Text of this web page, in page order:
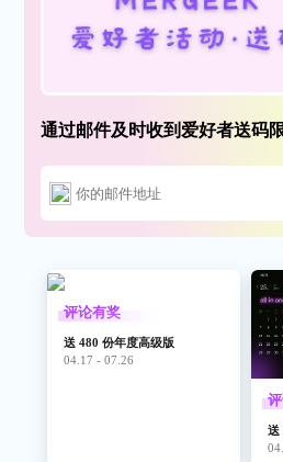
通过邮件及时收到爱好者送码
评论有奖
送 480 份年度高级版
04.17 - 07.26
送